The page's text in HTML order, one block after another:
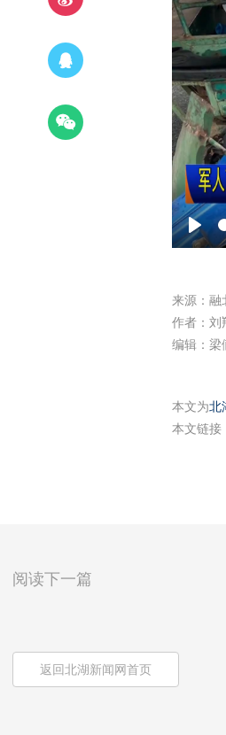
Play
来源：融
作者：刘
编辑：梁
本文为北
本文链接
阅读下一篇
返回北湖新闻网首页